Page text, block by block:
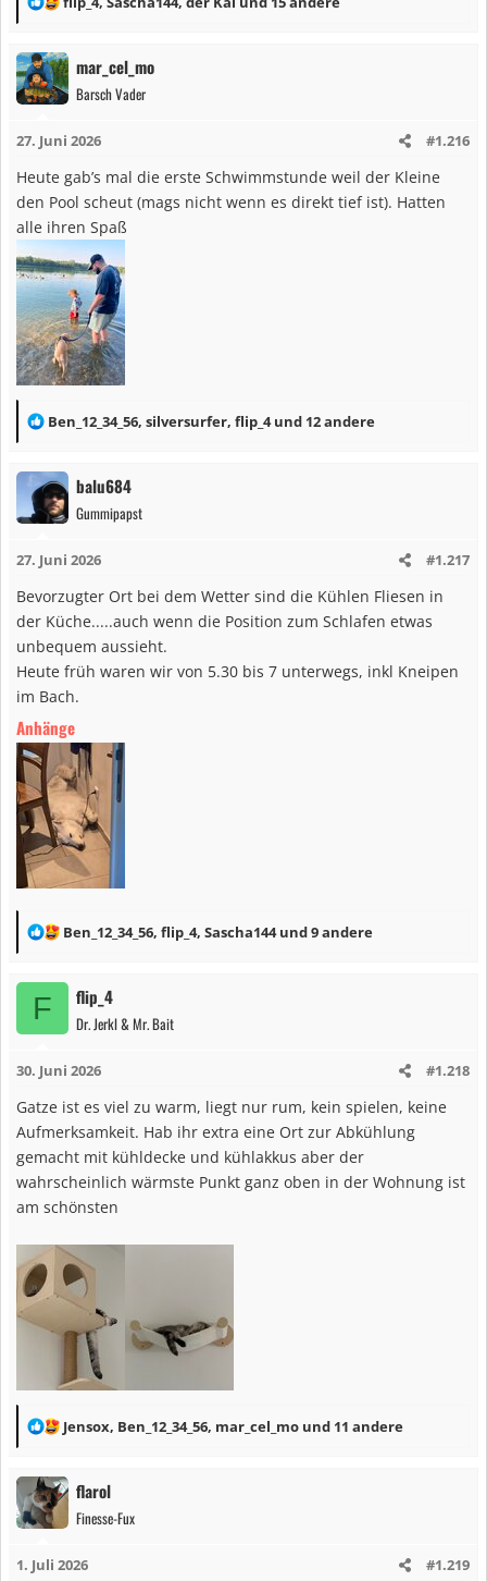
a
k
t
o
e
:
mar_cel_mo
Barsch Vader
27. Juni 2026 #1.216
Heute gab’s mal die erste Schwimmstunde weil der Kleine
den Pool scheut (mags nicht wenn es direkt tief ist). Hatten
alle ihren Spaß
R
a
k
t
o
Ben_12_34_56, silversurfer, flip_4und 12 andere
balu684
Gummipapst
27. Juni 2026 #1.217
Bevorzugter Ort bei dem Wetter sind die Kühlen Fliesen in
der Küche.....auch wenn die Position zum Schlafen etwas
unbequem aussieht.
Heute früh waren wir von 5.30 bis 7 unterwegs, inkl Kneipen
im Bach.
Anhänge
R
a
o
n
n
Ben_12_34_56, flip_4, Sascha144und 9 andere
F flip_4
Dr. Jerkl & Mr. Bait
30. Juni 2026 #1.218
Gatze ist es viel zu warm, liegt nur rum, kein spielen, keine
Aufmerksamkeit. Hab ihr extra eine Ort zur Abkühlung
gemacht mit kühldecke und kühlakkus aber der
wahrscheinlich wärmste Punkt ganz oben in der Wohnung ist
am schönsten
R
a
k
o
Jensox, Ben_12_34_56, mar_cel_mo und 11 andere
flarol
Finesse-Fux
1. Juli 2026 #1.219